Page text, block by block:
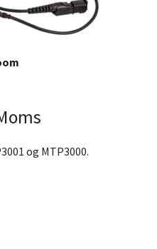
og MTP3000.